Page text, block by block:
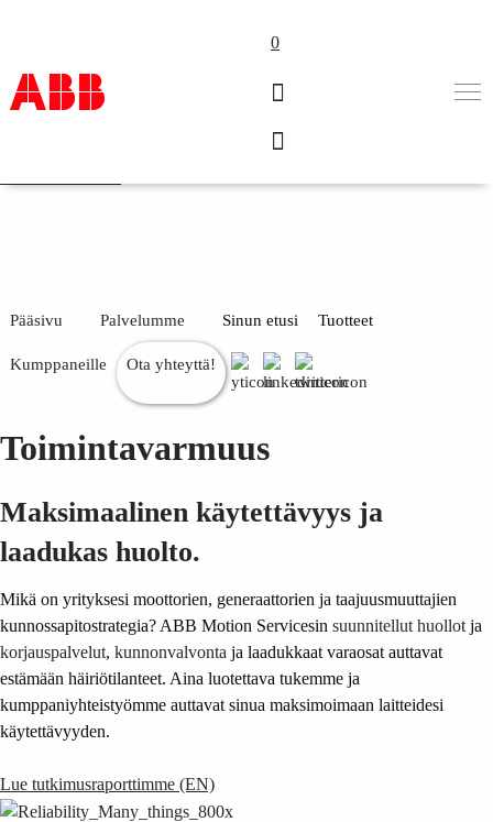
0
Tuotteet ja järjestelmät
Ota yhteyttä
Pääsivu Palvelumme Sinun etusi Tuotteet
Kumppaneille Ota yhteyttä!
Toimintavarmuus
Maksimaalinen käytettävyys ja
laadukas huolto.
Mikä on yrityksesi moottorien, generaattorien ja taajuusmuuttajien
kunnossapitostrategia? ABB Motion Servicesin suunnitellut huollot ja
korjauspalvelut, kunnonvalvonta ja laadukkaat varaosat auttavat
estämään häiriötilanteet. Aina luotettava tukemme ja
kumppaniyhteistyömme auttavat sinua maksimoimaan laitteidesi
käytettävyyden.
Lue tutkimusraporttimme (EN)